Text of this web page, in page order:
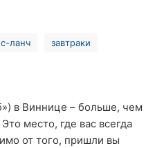
ланч завтраки
в Виннице – больше, чем
место, где вас всегда
от того, пришли вы